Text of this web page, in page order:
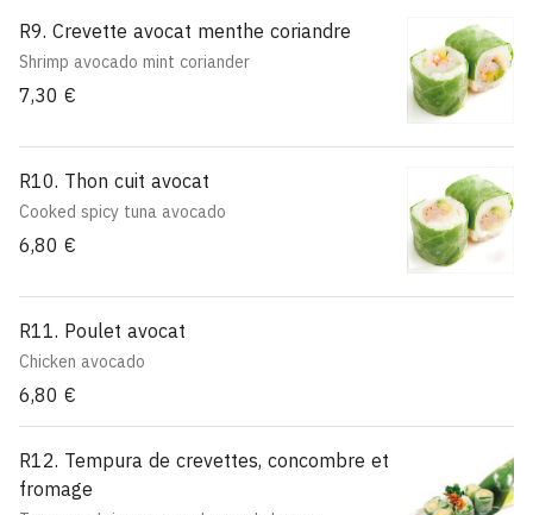
R9. Crevette avocat menthe coriandre
Shrimp avocado mint coriander
7,30 €
R10. Thon cuit avocat
Cooked spicy tuna avocado
6,80 €
R11. Poulet avocat
Chicken avocado
6,80 €
R12. Tempura de crevettes, concombre et
fromage